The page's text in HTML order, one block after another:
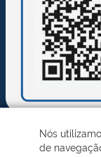
Desenvolvido pelo STI
Nós
de